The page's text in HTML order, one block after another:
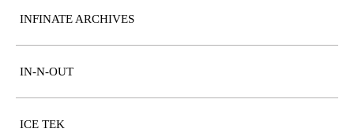
INFINATE ARCHIVES
IN-N-OUT
ICE TEK